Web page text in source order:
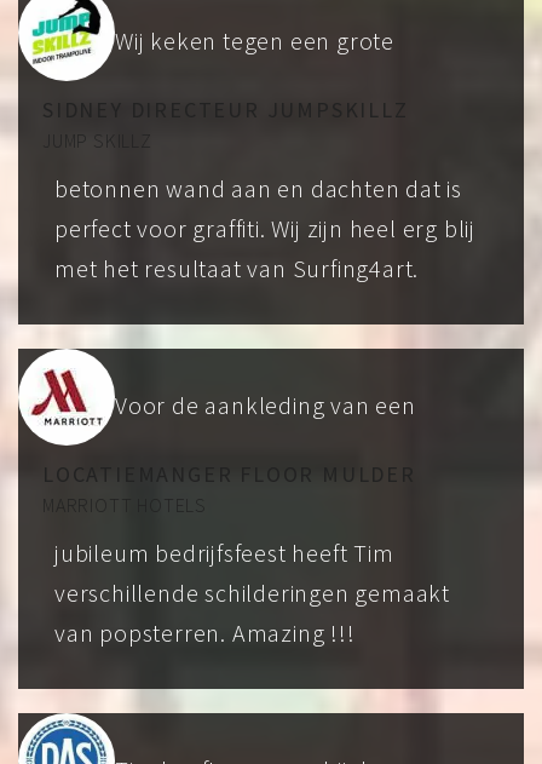
SIDNEY DIRECTEUR JUMPSKILLZ
JUMP SKILLZ
Wij keken tegen een grote
betonnen wand aan en dachten dat is
perfect voor graffiti. Wij zijn heel erg blij
met het resultaat van Surfing4art.
LOCATIEMANGER FLOOR MULDER
MARRIOTT HOTELS
Voor de aankleding van een
jubileum bedrijfsfeest heeft Tim
verschillende schilderingen gemaakt
van popsterren. Amazing !!!